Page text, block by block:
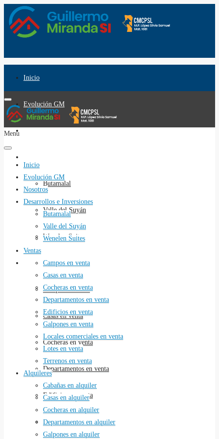
Inicio
Evolución GM
Butamalal
Valle del Suyán
Wenelen Suites
Ventas
Campos en venta
Casas en venta
Cocheras en venta
Departamentos en venta
Edificios en venta
Galpones en venta
Menu
Inicio
Evolución GM
Nosotros
Desarrollos e Inversiones
Butamalal
Valle del Suyán
Wenelen Suites
Ventas
Campos en venta
Casas en venta
Cocheras en venta
Departamentos en venta
Edificios en venta
Galpones en venta
Locales comerciales en venta
Lotes en venta
Terrenos en venta
Alquileres
Cabañas en alquiler
Casas en alquiler
Cocheras en alquiler
Departamentos en alquiler
Galpones en alquiler